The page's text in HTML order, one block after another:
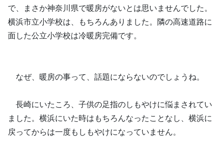
で、まさか神奈川県で暖房がないとは思いませんでした。
横浜市立小学校は、もちろんありました。隣の高速道路に
面した公立小学校は冷暖房完備です。
なぜ、暖房の事って、話題にならないのでしょうね。
長崎にいたころ、子供の足指のしもやけに悩まされてい
ました。横浜にいた時はもちろんなったことなし、横浜に
戻ってからは一度もしもやけになっていません。